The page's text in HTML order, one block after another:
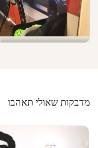
טפטים ומדבקות קיר בעסקים
מדבקות שאולי תאהבו